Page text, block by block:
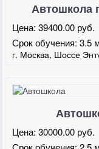
Автошкола
Цена:39400.00 руб.
Срок обучения:3.5
г. Москва, Шоссе
Цена:30000.00 руб.